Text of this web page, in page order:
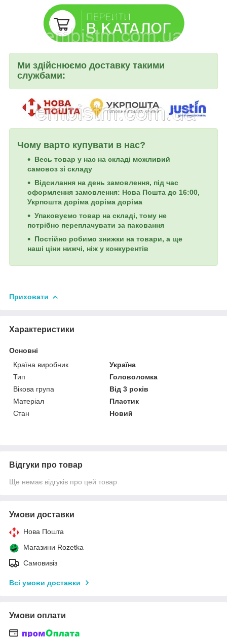
Ми здійснюємо доставку такими
службами:
Чому варто купувати в нас?
Весь товар у нас на складі можливий
самовоз зі складу
Відсилання на день замовлення, під час
оформлення замовлення: Нова Пошта до 16:00,
Укрпошта доріма доріма доріма
Упаковуємо товар на складі, тому не
потрібно переплачувати за паковання
Постійно робимо знижки на товари, а ще
наші ціни нижчі, ніж у конкурентів
Приховати
Характеристики
Основні
Країна виробник
Україна
Тип
Головоломка
Вікова група
Від 3 років
Матеріал
Пластик
Стан
Новий
Відгуки про товар
Ще немає відгуків про цей товар
Умови доставки
Нова Пошта
Магазини Rozetka
Самовивіз
Всі умови доставки
Умови оплати